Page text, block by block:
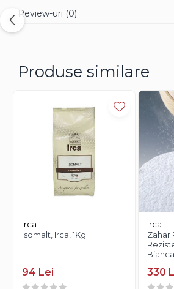
Review-uri (0)
Produse similare
Irca
Isomalt, Irca, 1Kg
94 Lei
Irca
Zahar
330